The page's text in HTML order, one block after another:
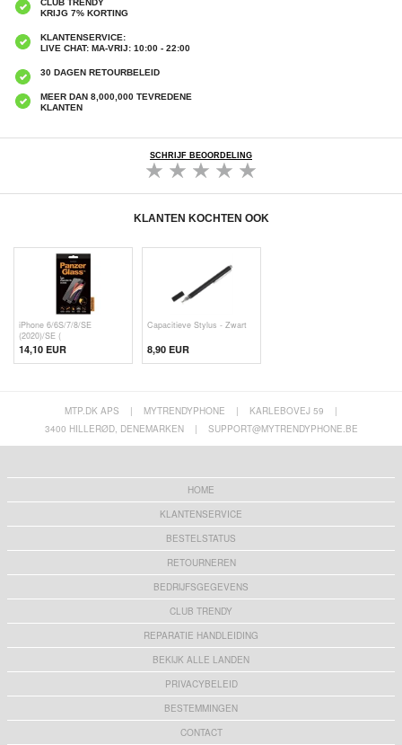
CLUB TRENDY
KRIJG 7% KORTING
KLANTENSERVICE:
LIVE CHAT: MA-VRIJ: 10:00 - 22:00
30 DAGEN RETOURBELEID
MEER DAN 8,000,000 TEVREDENE
KLANTEN
SCHRIJF BEOORDELING
KLANTEN KOCHTEN OOK
iPhone 6/6S/7/8/SE
(2020)/SE (
14,10 EUR
Capacitieve Stylus - Zwart
8,90 EUR
MTP.DK APS | MYTRENDYPHONE | KARLEBOVEJ 59
|
3400 HILLERØD, DENEMARKEN
| SUPPORT@MYTRENDYPHONE.BE
HOME
KLANTENSERVICE
BESTELSTATUS
RETOURNEREN
BEDRIJFSGEGEVENS
CLUB TRENDY
REPARATIE HANDLEIDING
BEKIJK ALLE LANDEN
PRIVACYBELEID
BESTEMMINGEN
CONTACT